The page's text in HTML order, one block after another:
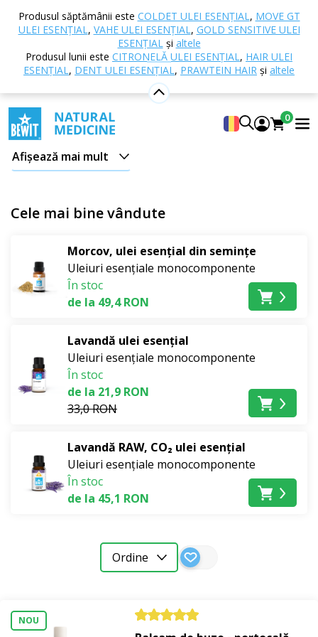
Produsul săptămânii este COLDET ULEI ESENȚIAL, MOVE GT
ULEI ESENȚIAL, VAHE ULEI ESENȚIAL, GOLD SENSITIVE ULEI
ESENȚIALși altele
Produsul lunii este CITRONELĂ ULEI ESENȚIAL, HAIR ULEI
ESENȚIAL, DENT ULEI ESENȚIAL, PRAWTEIN HAIR și altele
0
Acasă E-shop
soare
La soare
Zilele însorite, vacanțele la mare, excursiile în natură și
relaxarea în grădină merită o îngrijire care să susțină
pielea înainte, în timpul și după expunerea la soare. În
categoria La soare veți găsi ajutoare naturale pentru
hidratare, regenerare, calmare și prelungirea unui
Regenerare și nutriție după plajă
După o zi petrecută la soare,BEWIT Sun Serum
binevenit. Îngrijirea ușoară cu ulei se absoarbe rapid,
nu lasă o senzație grasă și ajută la calmarea, hrănirea și
menținerea pielii plăcut suple după plajă. Datorită
natural bronzat al pielii.
O bază excelentă de vară este și
care oferă pielii nutriție, elasticitate și luminozitate. Este
potrivit pentru îngrijirea înainte și după plajă, mai ales
durată. Nu uitați, însă, că nu înlocuiește crema de plajă
cu SPF.
uleiul esențial Gold Sun B
. Acest amestec
aromaterapeutic este ca o mângâiere de vară după o
răcoare, liniște și confort.
Afișează mai mult
Cele mai bine vândute
Morcov, ulei esențial din semințe
Uleiuri esențiale monocomponente
În stoc
de la 49,4 RON
Lavandă ulei esențial
Uleiuri esențiale monocomponente
În stoc
de la 21,9 RON
33,0 RON
Lavandă RAW, CO₂ ulei esențial
Uleiuri esențiale monocomponente
În stoc
de la 45,1 RON
Ordine
NOU